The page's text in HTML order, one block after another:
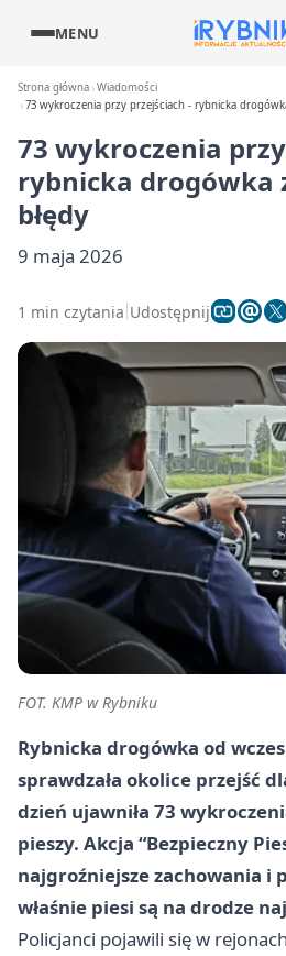
MENU
Strona główna Wiadomości
73 wykroczenia przy przejściach - rybnicka
73 wykroczenia
rybnicka drogówka
błędy
9 maja 2026
1 min czytania Udostępnij
FOT. KMP w Rybniku
Rybnicka drogówka od
sprawdzała okolice przejść
dzień ujawniła 73
pieszy. Akcja “Bezpieczny
najgroźniejsze zachowania i
właśnie piesi są na drodze
Policjanci pojawili się w